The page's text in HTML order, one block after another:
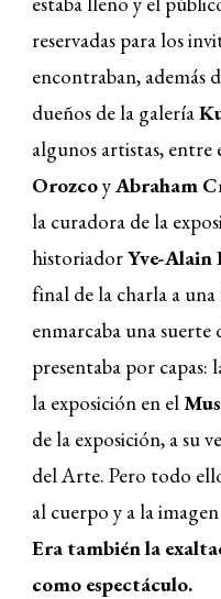
reservadas para los
encontraban, además
dueños de la galería
algunos artistas, entre
OrozcoyAbraham
la curadora de la
historiadorYve-Alain
final de la charla a
enmarcaba una suerte
presentaba por capas:
la exposición en el
de la exposición, a su
del Arte. Pero todo
al cuerpo y a la
Era también la
como espectáculo.